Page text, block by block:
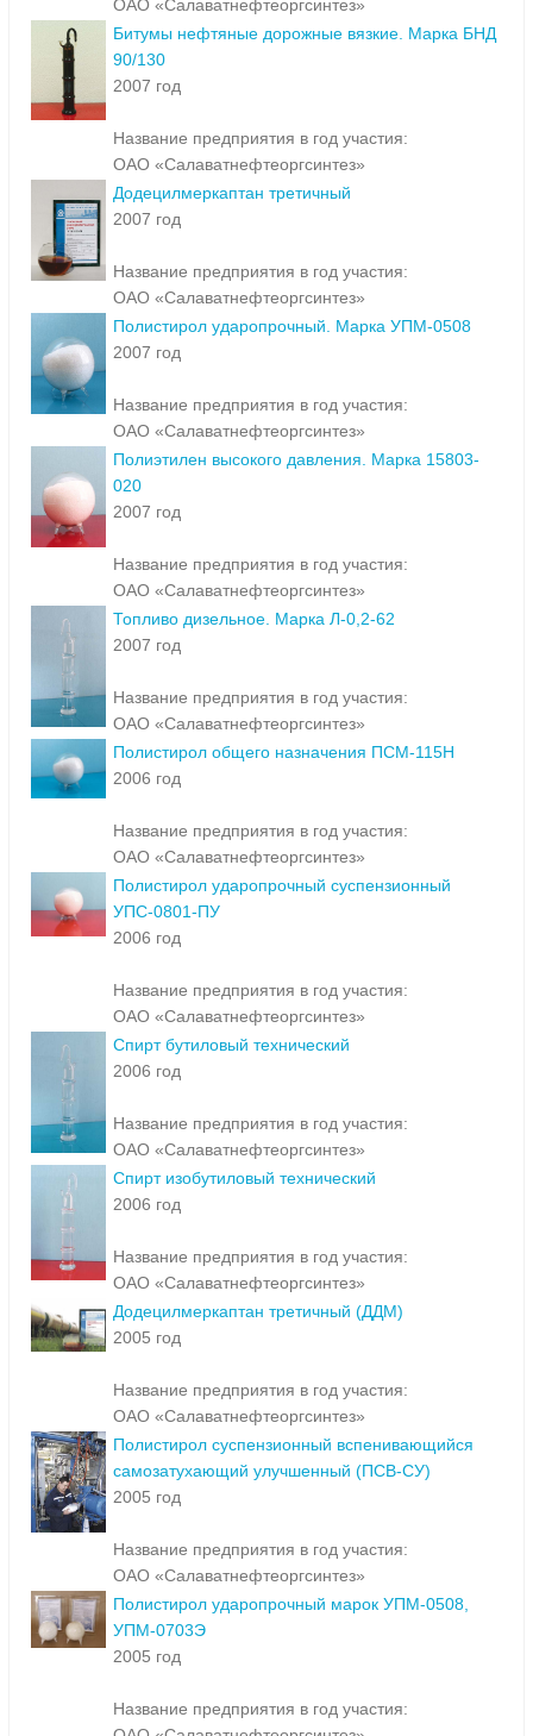
ОАО «Салаватнефтеоргсинтез»
Битумы нефтяные дорожные вязкие. Марка БНД
90/130
2007 год
Название предприятия в год участия:
ОАО «Салаватнефтеоргсинтез»
Додецилмеркаптан третичный
2007 год
Название предприятия в год участия:
ОАО «Салаватнефтеоргсинтез»
Полистирол ударопрочный. Марка УПМ-0508
2007 год
Название предприятия в год участия:
ОАО «Салаватнефтеоргсинтез»
Полиэтилен высокого давления. Марка 15803-
020
2007 год
Название предприятия в год участия:
ОАО «Салаватнефтеоргсинтез»
Топливо дизельное. Марка Л-0,2-62
2007 год
Название предприятия в год участия:
ОАО «Салаватнефтеоргсинтез»
Полистирол общего назначения ПСМ-115Н
2006 год
Название предприятия в год участия:
ОАО «Салаватнефтеоргсинтез»
Полистирол ударопрочный суспензионный
УПС-0801-ПУ
2006 год
Название предприятия в год участия:
ОАО «Салаватнефтеоргсинтез»
Спирт бутиловый технический
2006 год
Название предприятия в год участия:
ОАО «Салаватнефтеоргсинтез»
Спирт изобутиловый технический
2006 год
Название предприятия в год участия:
ОАО «Салаватнефтеоргсинтез»
Додецилмеркаптан третичный (ДДМ)
2005 год
Название предприятия в год участия:
ОАО «Салаватнефтеоргсинтез»
Полистирол суспензионный вспенивающийся
самозатухающий улучшенный (ПСВ-СУ)
2005 год
Название предприятия в год участия:
ОАО «Салаватнефтеоргсинтез»
Полистирол ударопрочный марок УПМ-0508,
УПМ-0703Э
2005 год
Название предприятия в год участия: